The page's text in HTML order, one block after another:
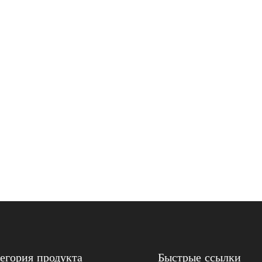
продукта Быстрые ссылки